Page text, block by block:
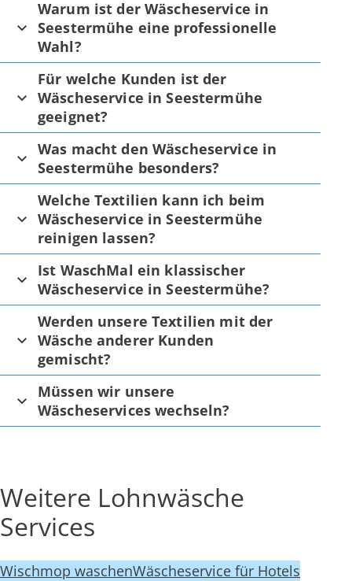
Warum ist der Wäscheservice in
Seestermühe eine professionelle
Wahl?
Für welche Kunden ist der
Wäscheservice in Seestermühe
geeignet?
Was macht den Wäscheservice in
Seestermühe besonders?
Welche Textilien kann ich beim
Wäscheservice in Seestermühe
reinigen lassen?
Ist WaschMal ein klassischer
Wäscheservice in Seestermühe?
Werden unsere Textilien mit der
Wäsche anderer Kunden
gemischt?
Müssen wir unsere
Wäscheservices wechseln?
Weitere Lohnwäsche
Services
Wischmop waschenWäscheservice für Hotels